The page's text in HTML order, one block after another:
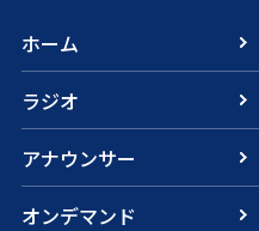
ホーム
ラジオ
アナウンサー
オンデマンド